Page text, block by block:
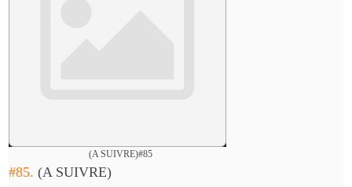
(A SUIVRE)#85
#85.(A SUIVRE)